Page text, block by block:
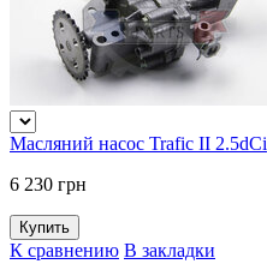
Масляний насос Trafic II 2.5dCi
6 230 грн
К сравнению В закладки